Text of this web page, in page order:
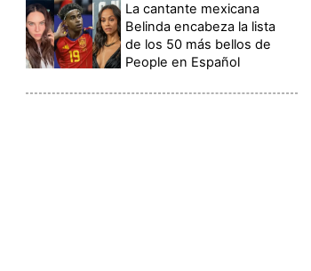
La cantante mexicana
Belinda encabeza la lista
de los 50 más bellos de
People en Español